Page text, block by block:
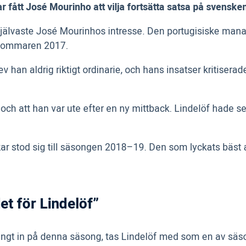
fått José Mourinho att vilja fortsätta satsa på
José Mourinhos intresse. Den portugisiske
2017.
aldrig riktigt ordinarie, och hans insatser
att han var ute efter en ny mittback. Lindelöf hade
stod sig till säsongen 2018–19. Den som lyckats
för Lindelöf”
in på denna säsong, tas Lindelöf med som en av